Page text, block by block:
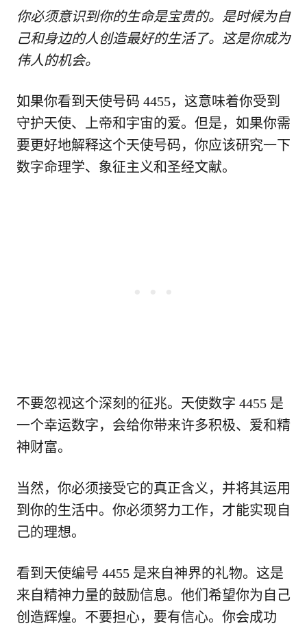
你必须意识到你的生命是宝贵的。是时候为自
己和身边的人创造最好的生活了。这是你成为
伟人的机会。
如果你看到天使号码 4455，这意味着你受到
守护天使、上帝和宇宙的爱。但是，如果你需
要更好地解释这个天使号码，你应该研究一下
数字命理学、象征主义和圣经文献。
不要忽视这个深刻的征兆。天使数字 4455 是
一个幸运数字，会给你带来许多积极、爱和精
神财富。
当然，你必须接受它的真正含义，并将其运用
到你的生活中。你必须努力工作，才能实现自
己的理想。
看到天使编号 4455 是来自神界的礼物。这是
来自精神力量的鼓励信息。他们希望你为自己
创造辉煌。不要担心，要有信心。你会成功